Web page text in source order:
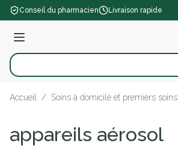
Aller au contenu
Conseil du pharmacien Livraison rapide
Menu
Rechercher
Accueil / Soins à domicile et premiers soins
appareils aérosol